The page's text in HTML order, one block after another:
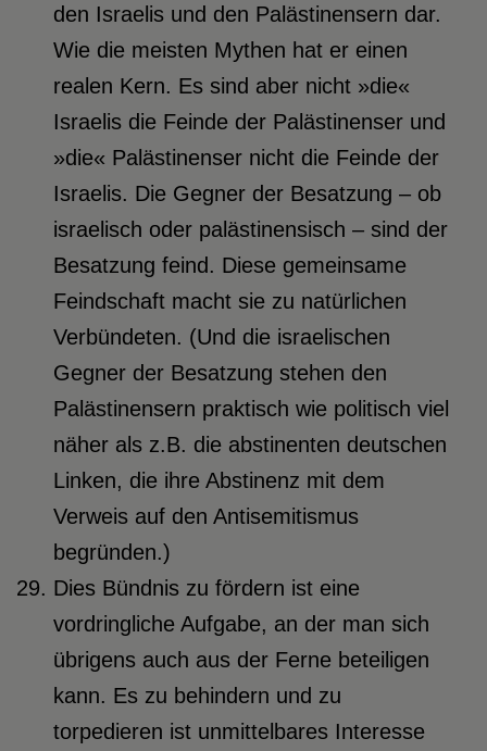
den Israelis und den Palästinensern dar.
Wie die meisten Mythen hat er einen
realen Kern. Es sind aber nicht »die«
Israelis die Feinde der Palästinenser und
»die« Palästinenser nicht die Feinde der
Israelis. Die Gegner der Besatzung – ob
israelisch oder palästinensisch – sind der
Besatzung feind. Diese gemeinsame
Feindschaft macht sie zu natürlichen
Verbündeten. (Und die israelischen
Gegner der Besatzung stehen den
Palästinensern praktisch wie politisch viel
näher als z.B. die abstinenten deutschen
Linken, die ihre Abstinenz mit dem
Verweis auf den Antisemitismus
begründen.)
Dies Bündnis zu fördern ist eine
vordringliche Aufgabe, an der man sich
übrigens auch aus der Ferne beteiligen
kann. Es zu behindern und zu
torpedieren ist unmittelbares Interesse